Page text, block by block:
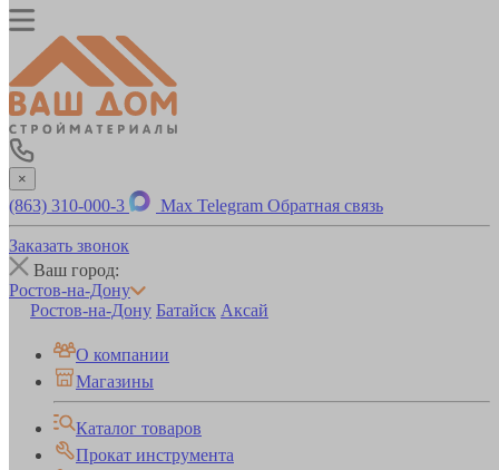
×
(863) 310-000-3 Max Telegram Обратная связь
Заказать звонок
Ваш город:
Ростов-на-Дону
Ростов-на-Дону Батайск Аксай
О компании
Магазины
Каталог товаров
Прокат инструмента